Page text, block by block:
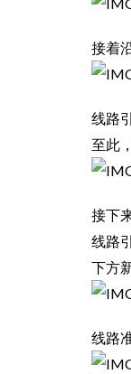
接着
线路
至此
接下
线路
下方
线路